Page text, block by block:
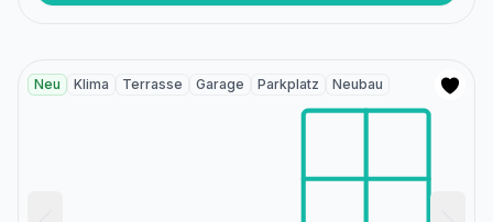
Neu Klima Terrasse Garage Parkplatz Neubau